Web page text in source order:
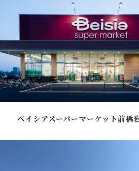
ベイシアスーパーマーケット前橋